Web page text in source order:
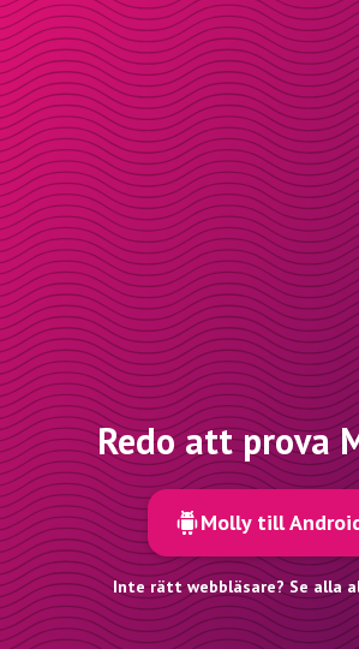
Redo att prova
Molly till
Inte rätt webbläsare? Se alla